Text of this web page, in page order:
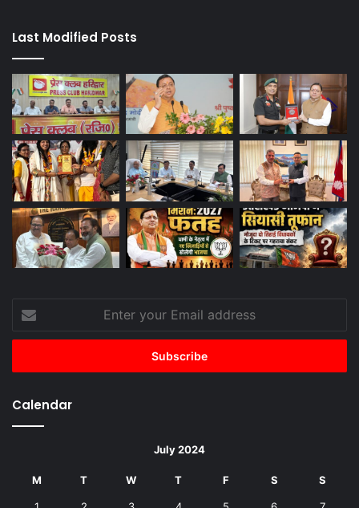
Last Modified Posts
Enter
your
Email
Calendar
July 2024
M T W T F S S